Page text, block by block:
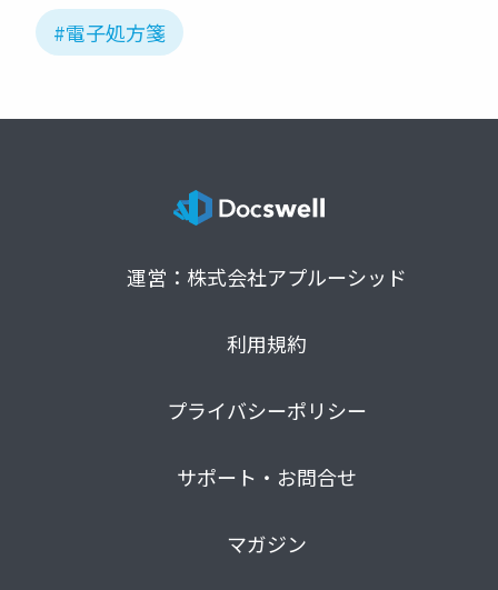
#電子処方箋
運営：株式会社アプルーシッド
利用規約
プライバシーポリシー
サポート・お問合せ
マガジン